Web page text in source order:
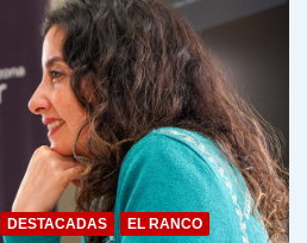
DESTACADAS
EL RANCO